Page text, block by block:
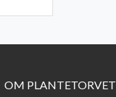
OM PLANTETORVET